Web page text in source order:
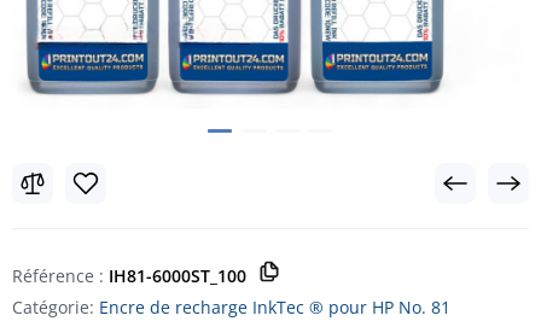
Référence : IH81-6000ST_100
Catégorie: Encre de recharge InkTec ® pour HP No. 81